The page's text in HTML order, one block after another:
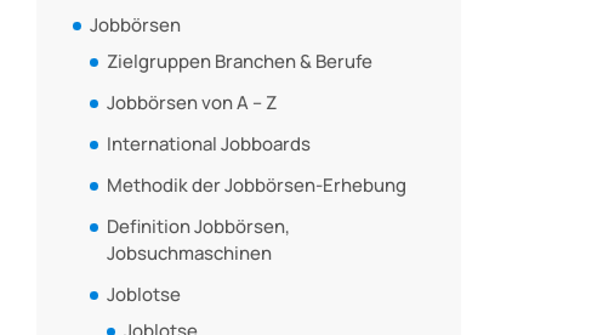
Jobbörsen
Zielgruppen Branchen & Berufe
Jobbörsen von A – Z
International Jobboards
Methodik der Jobbörsen-Erhebung
Definition Jobbörsen,
Jobsuchmaschinen
Joblotse